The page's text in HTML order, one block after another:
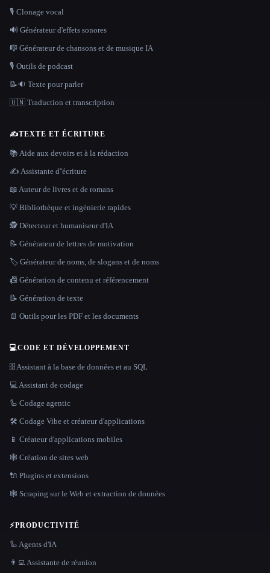
🎙️ Clonage vocal
🔊 Générateur d'effets sonores
🎼 Générateur de chansons et de musique IA
🎙️ Outils de podcast
📝🔉 Texte pour parler
🇺🇳 Traduction et transcription
✍️TEXTE ET ÉCRITURE
📚 Aide aux devoirs et à la rédaction
✍️ Assistante d''écriture
📖 Auteur de livres et de romans
💡 Bibliothèque et ingénierie rapides
🕵️ Détecteur et humaniseur d'IA
📝 Générateur de lettres de motivation
🏷️ Générateur de noms, de slogans et de noms
📠 Génération de contenu et référencement
📝 Génération de texte
📄 Outils pour les PDF et les documents
💻CODE ET DÉVELOPPEMENT
🗄️ Assistant à la base de données et au SQL
💻 Assistant de codage
🦾 Codage agentic
🛠️ Codage Vibe et créateur d'applications
📱 Créateur d'applications mobiles
🕸 Création de sites web
🔌 Plugins et extensions
🕸️ Scraping sur le Web et extraction de données
⚡PRODUCTIVITÉ
🦾 Agents d'IA
👨‍💻 Assistante de réunion